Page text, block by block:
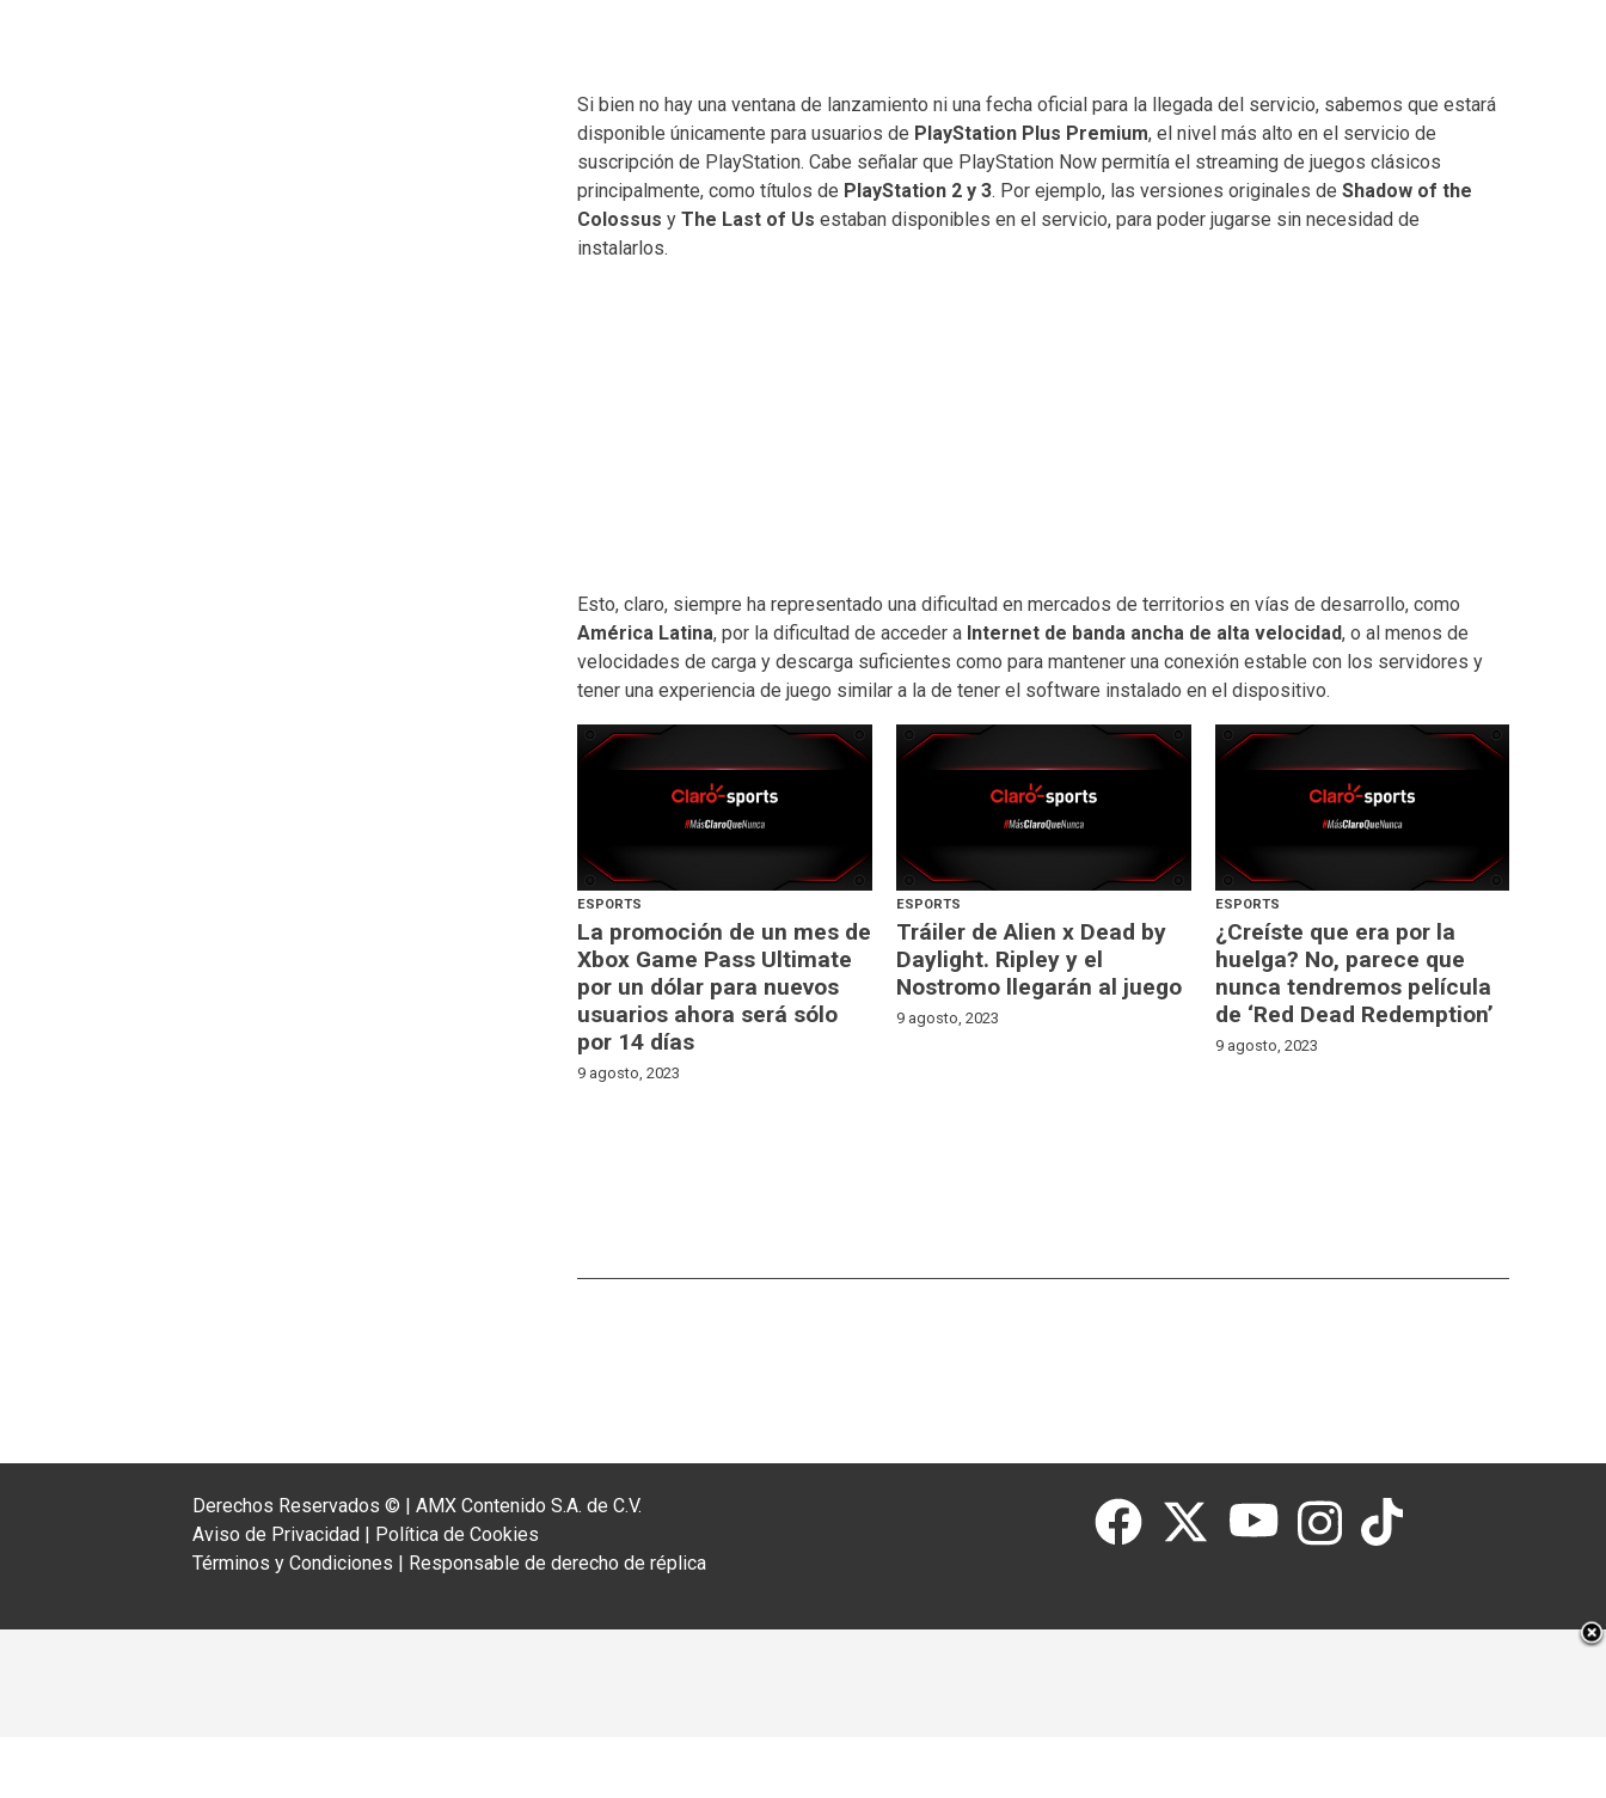
Si bien no hay una ventana de lanzamiento ni una fecha oficial para la llegada del servicio, sabemos que estará
disponible únicamente para usuarios de PlayStation Plus Premium, el nivel más alto en el servicio de
suscripción de PlayStation. Cabe señalar que PlayStation Now permitía el streaming de juegos clásicos
principalmente, como títulos de PlayStation 2 y 3. Por ejemplo, las versiones originales de Shadow of the
Colossus y The Last of Us estaban disponibles en el servicio, para poder jugarse sin necesidad de
instalarlos.
Esto, claro, siempre ha representado una dificultad en mercados de territorios en vías de desarrollo, como
América Latina, por la dificultad de acceder a Internet de banda ancha de alta velocidad, o al menos de
velocidades de carga y descarga suficientes como para mantener una conexión estable con los servidores y
tener una experiencia de juego similar a la de tener el software instalado en el dispositivo.
ESPORTS
La promoción de un mes de
Xbox Game Pass Ultimate
por un dólar para nuevos
usuarios ahora será sólo
por 14 días
9 agosto, 2023
ESPORTS
Tráiler de Alien x Dead by
Daylight. Ripley y el
Nostromo llegarán al juego
9 agosto, 2023
ESPORTS
¿Creíste que era por la
huelga? No, parece que
nunca tendremos película
de ‘Red Dead Redemption’
9 agosto, 2023
Derechos Reservados © | AMX Contenido S.A. de C.V.
Aviso de Privacidad| Política de Cookies
Términos y Condiciones | Responsable de derecho de réplica